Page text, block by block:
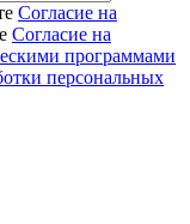
Согласие на
Согласие на
программами
персональных